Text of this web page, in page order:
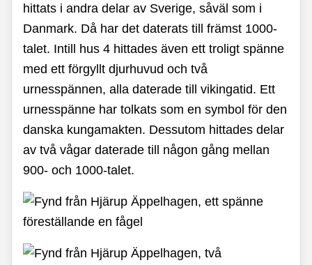
hittats i andra delar av Sverige, såväl som i
Danmark. Då har det daterats till främst 1000-
talet. Intill hus 4 hittades även ett troligt spänne
med ett förgyllt djurhuvud och två
urnesspännen, alla daterade till vikingatid. Ett
urnesspänne har tolkats som en symbol för den
danska kungamakten. Dessutom hittades delar
av två vågar daterade till någon gång mellan
900- och 1000-talet.